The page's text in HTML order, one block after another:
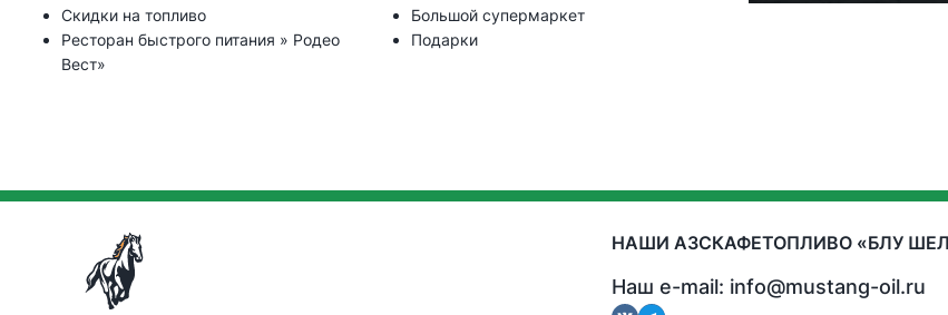
Скидки на топливо
Ресторан быстрого питания » Родео
Вест»
Большой супермаркет
Подарки
НАШИ АЗСКАФЕТОПЛИВО «БЛУ
Наш e-mail: info@mustang-oil.ru